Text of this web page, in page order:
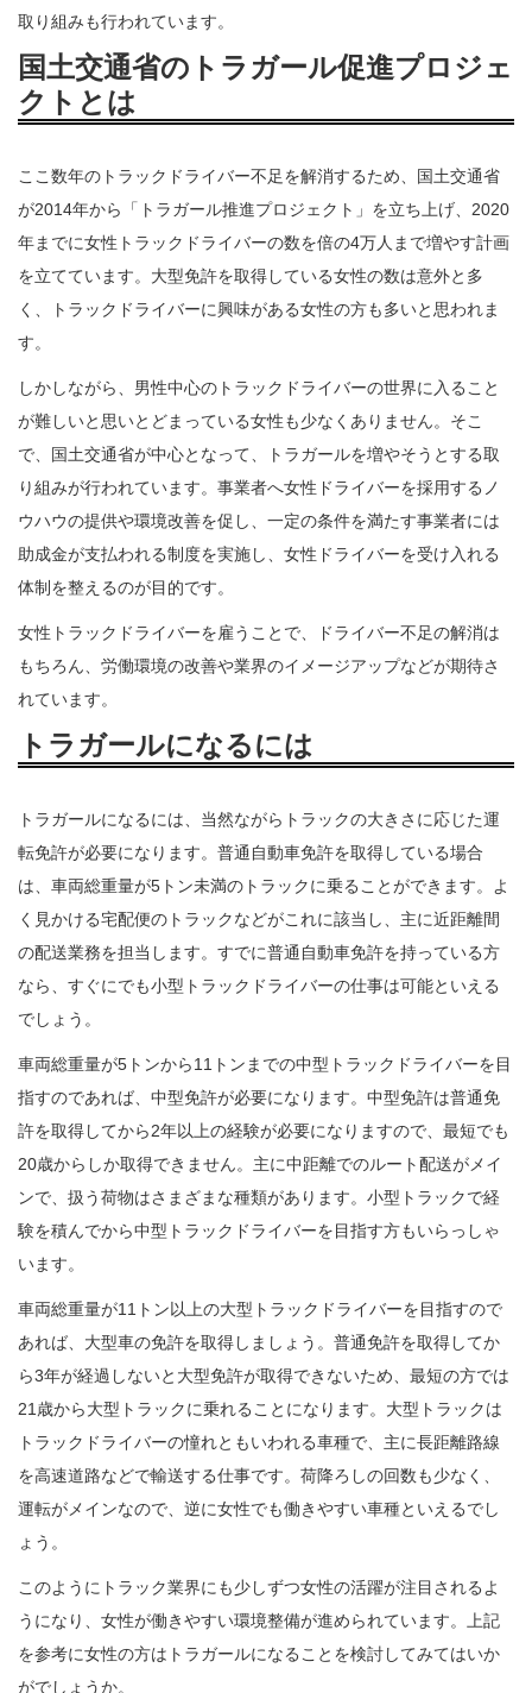
取り組みも行われています。
国土交通省のトラガール促進プロジェ
クトとは
ここ数年のトラックドライバー不足を解消するため、国土交通省
が2014年から「トラガール推進プロジェクト」を立ち上げ、2020
年までに女性トラックドライバーの数を倍の4万人まで増やす計画
を立てています。大型免許を取得している女性の数は意外と多
く、トラックドライバーに興味がある女性の方も多いと思われま
す。
しかしながら、男性中心のトラックドライバーの世界に入ること
が難しいと思いとどまっている女性も少なくありません。そこ
で、国土交通省が中心となって、トラガールを増やそうとする取
り組みが行われています。事業者へ女性ドライバーを採用するノ
ウハウの提供や環境改善を促し、一定の条件を満たす事業者には
助成金が支払われる制度を実施し、女性ドライバーを受け入れる
体制を整えるのが目的です。
女性トラックドライバーを雇うことで、ドライバー不足の解消は
もちろん、労働環境の改善や業界のイメージアップなどが期待さ
れています。
トラガールになるには
トラガールになるには、当然ながらトラックの大きさに応じた運
転免許が必要になります。普通自動車免許を取得している場合
は、車両総重量が5トン未満のトラックに乗ることができます。よ
く見かける宅配便のトラックなどがこれに該当し、主に近距離間
の配送業務を担当します。すでに普通自動車免許を持っている方
なら、すぐにでも小型トラックドライバーの仕事は可能といえる
でしょう。
車両総重量が5トンから11トンまでの中型トラックドライバーを目
指すのであれば、中型免許が必要になります。中型免許は普通免
許を取得してから2年以上の経験が必要になりますので、最短でも
20歳からしか取得できません。主に中距離でのルート配送がメイ
ンで、扱う荷物はさまざまな種類があります。小型トラックで経
験を積んでから中型トラックドライバーを目指す方もいらっしゃ
います。
車両総重量が11トン以上の大型トラックドライバーを目指すので
あれば、大型車の免許を取得しましょう。普通免許を取得してか
ら3年が経過しないと大型免許が取得できないため、最短の方では
21歳から大型トラックに乗れることになります。大型トラックは
トラックドライバーの憧れともいわれる車種で、主に長距離路線
を高速道路などで輸送する仕事です。荷降ろしの回数も少なく、
運転がメインなので、逆に女性でも働きやすい車種といえるでし
ょう。
このようにトラック業界にも少しずつ女性の活躍が注目されるよ
うになり、女性が働きやすい環境整備が進められています。上記
を参考に女性の方はトラガールになることを検討してみてはいか
がでしょうか。